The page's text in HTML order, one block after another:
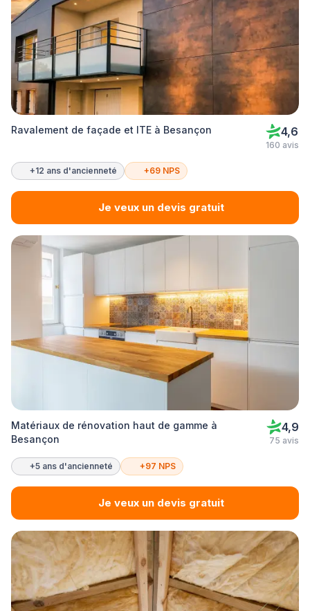
Ravalement de façade et ITE à Besançon 4,6
160 avis
+12 ans d'ancienneté +69 NPS
Je veux un devis gratuit
Matériaux de rénovation haut de gamme à
Besançon
4,9
75 avis
+5 ans d'ancienneté +97 NPS
Je veux un devis gratuit